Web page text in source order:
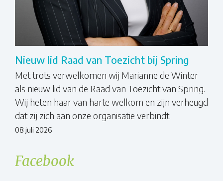
Nieuw lid Raad van Toezicht bij Spring
Met trots verwelkomen wij Marianne de Winter
als nieuw lid van de Raad van Toezicht van Spring.
Wij heten haar van harte welkom en zijn verheugd
dat zij zich aan onze organisatie verbindt.
08 juli 2026
Facebook